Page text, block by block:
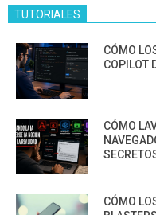
TUTORIALES
CÓMO
COPILOT
CÓMO
CÓMO